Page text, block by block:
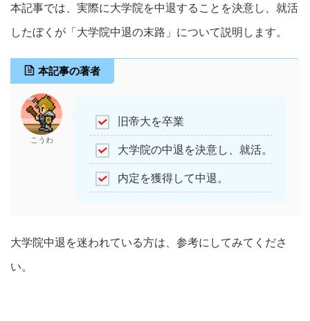
本記事では、実際に大学院を中退することを決意し、就活
したぼくが「大学院中退の末路」について説明します。
本記事の著者
こうわ
旧帝大を卒業
大学院の中退を決意し、就活。
内定を獲得して中退。
大学院中退を迷われている方は、参考にしてみてくださ
い。